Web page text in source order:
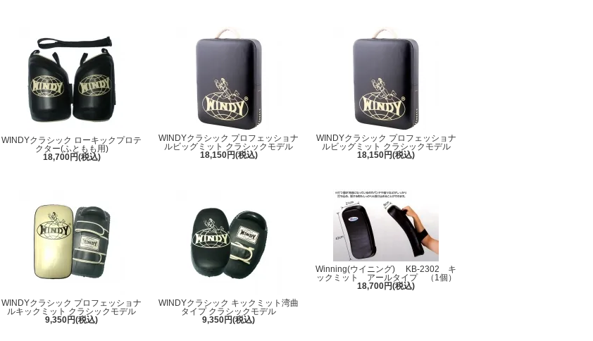
WINDYクラシック ローキックプロテ
クター(ふともも用)
18,700円(税込)
WINDYクラシック プロフェッショナ
ルビッグミット クラシックモデル
18,150円(税込)
WINDYクラシック プロフェッショナ
ルビッグミット クラシックモデル
18,150円(税込)
WINDYクラシック プロフェッショナ
ルキックミット クラシックモデル
9,350円(税込)
WINDYクラシック キックミット湾曲
タイプ クラシックモデル
9,350円(税込)
Winning(ウイニング) KB-2302 キ
ックミット アールタイプ （1個）
18,700円(税込)